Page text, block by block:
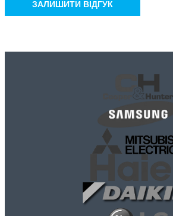
ЗАЛИШИТИ ВІДГУК